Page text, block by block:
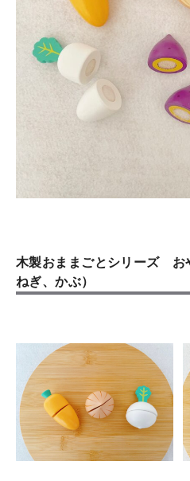
木製おままごとシリーズ お
ねぎ、かぶ）